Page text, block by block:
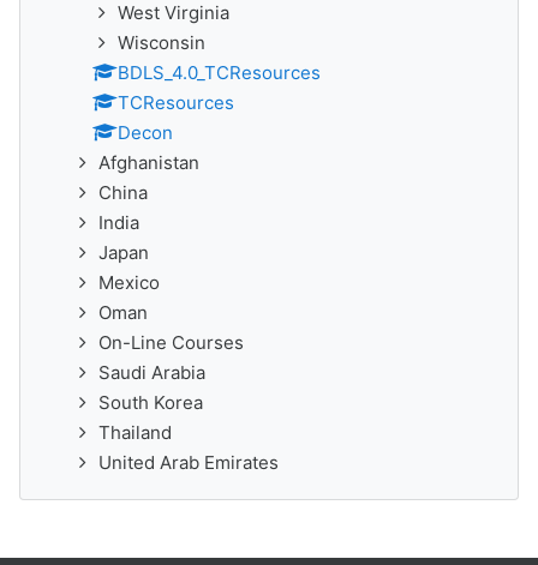
West Virginia
Wisconsin
BDLS_4.0_TCResources
TCResources
Decon
Afghanistan
China
India
Japan
Mexico
Oman
On-Line Courses
Saudi Arabia
South Korea
Thailand
United Arab Emirates